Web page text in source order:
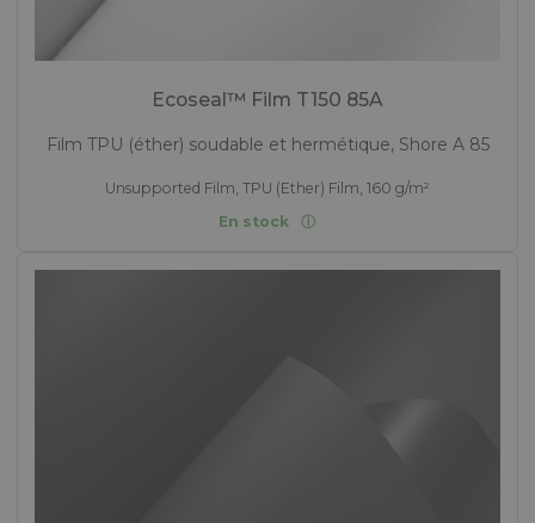
Ecoseal™ Film T150 85A
Film TPU (éther) soudable et hermétique, Shore A 85
Unsupported Film, TPU (Ether) Film, 160 g/m²
En stock